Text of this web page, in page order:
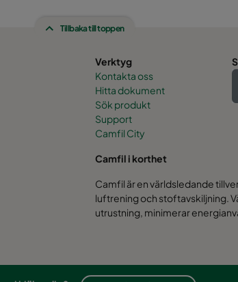
Tillbaka till toppen
Verktyg
Kontakta oss
Hitta dokument
Sök produkt
Support
Camfil City
Camfil i korthet
Camfil är en världsledande
luftrening och stoftavskiljning.
utrustning, minimerar